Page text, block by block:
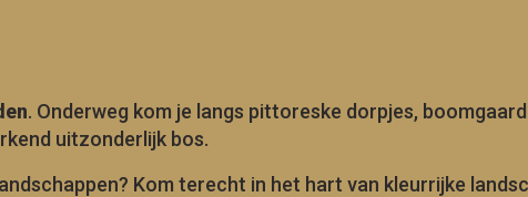
favoris
. Onderweg kom je langs pittoreske dorpjes,
uitzonderlijk bos.
Kom terecht in het hart van kleurrijke